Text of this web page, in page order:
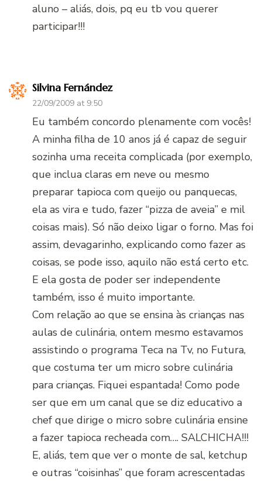
aluno – aliás, dois, pq eu tb vou querer
participar!!!
Silvina Fernández
22/09/2009 at 9:50
Eu também concordo plenamente com vocês!
A minha filha de 10 anos já é capaz de seguir
sozinha uma receita complicada (por exemplo,
que inclua claras em neve ou mesmo
preparar tapioca com queijo ou panquecas,
ela as vira e tudo, fazer “pizza de aveia” e mil
coisas mais). Só não deixo ligar o forno. Mas foi
assim, devagarinho, explicando como fazer as
coisas, se pode isso, aquilo não está certo etc.
E ela gosta de poder ser independente
também, isso é muito importante.
Com relação ao que se ensina às crianças nas
aulas de culinária, ontem mesmo estavamos
assistindo o programa Teca na Tv, no Futura,
que costuma ter um micro sobre culinária
para crianças. Fiquei espantada! Como pode
ser que em um canal que se diz educativo a
chef que dirige o micro sobre culinária ensine
a fazer tapioca recheada com…. SALCHICHA!!!
E, aliás, tem que ver o monte de sal, ketchup
e outras “coisinhas” que foram acrescentadas